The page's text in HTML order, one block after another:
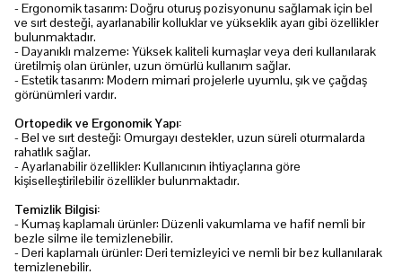
- Ergonomik tasarım: Doğru oturuş pozisyonunu sağlamak için bel
ve sırt desteği, ayarlanabilir kolluklar ve yükseklik ayarı gibi özellikler
bulunmaktadır.
- Dayanıklı malzeme: Yüksek kaliteli kumaşlar veya deri kullanılarak
üretilmiş olan ürünler, uzun ömürlü kullanım sağlar.
- Estetik tasarım: Modern mimari projelerle uyumlu, şık ve çağdaş
görünümleri vardır.
Ortopedik ve Ergonomik Yapı:
- Bel ve sırt desteği: Omurgayı destekler, uzun süreli oturmalarda
rahatlık sağlar.
- Ayarlanabilir özellikler: Kullanıcının ihtiyaçlarına göre
kişiselleştirilebilir özellikler bulunmaktadır.
Temizlik Bilgisi:
- Kumaş kaplamalı ürünler: Düzenli vakumlama ve hafif nemli bir
bezle silme ile temizlenebilir.
- Deri kaplamalı ürünler: Deri temizleyici ve nemli bir bez kullanılarak
temizlenebilir.